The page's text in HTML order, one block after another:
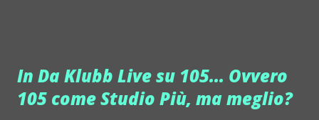
In Da Klubb Live su 105... Ovvero
105 come Studio Più, ma meglio?